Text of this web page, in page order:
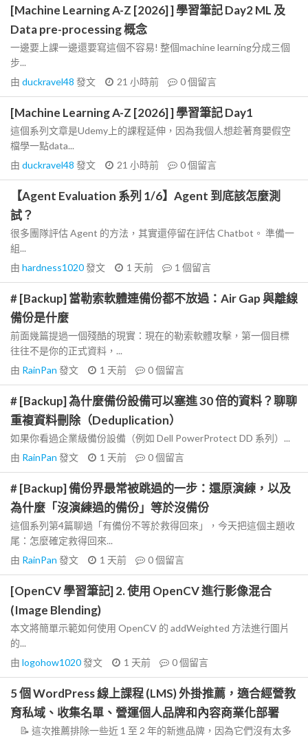
[Machine Learning A-Z [2026] ] 學習筆記 Day2 ML 及
Data pre-processing 概念
一邊要上課一邊還要寫這個不容易! 整個machine learning分成三個
步...
由 duckravel48 發文 21 小時前 0個留言
[Machine Learning A-Z [2026] ] 學習筆記 Day1
這個系列文章是Udemy上的課程延伸，因為我個人想趁著育嬰假空
檔學一點data...
由 duckravel48 發文 21 小時前 0個留言
【Agent Evaluation 系列 1/6】Agent 到底該怎麼測
試？
很多團隊評估 Agent 的方法，其實還停留在評估 Chatbot。 準備一
組...
由 hardness1020發文 1 天前 1 個留言
# [Backup] 當勒索軟體連備份都不放過：Air Gap 與離線
備份是什麼
前面幾篇提過一個殘酷的現實：現在的勒索軟體攻擊，第一個目標
往往不是你的正式資料，...
由 RainPan 發文 1 天前 0個留言
# [Backup] 為什麼備份設備可以塞進 30 倍的資料？聊聊
重複資料刪除（Deduplication）
如果你看過企業級備份設備（例如 Dell PowerProtect DD 系列）...
由 RainPan 發文 1 天前 0個留言
# [Backup] 備份界最常被跳過的一步：還原演練，以及
為什麼「沒演練過的備份」等於沒備份
這個系列第4篇聊過「有備份不等於救得回來」，今天把這個主題收
尾：怎麼確定救得回來...
由 RainPan 發文 1 天前 0個留言
[OpenCV 學習筆記] 2. 使用 OpenCV 進行影像混合
(Image Blending)
本文將簡單示範如何使用 OpenCV 的 addWeighted 方法進行圖片
的...
由 logohow1020發文 1 天前 0個留言
5 個 WordPress 線上課程 (LMS) 外掛推薦，適合經營教
育私域、收集名單、營運個人品牌和內容商業化部署
📝 這次推薦排除一些近 1 至 2 年的新進品牌，因為它們沒有太多